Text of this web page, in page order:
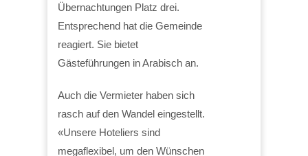
Übernachtungen Platz drei.
Entsprechend hat die Gemeinde
reagiert. Sie bietet
Gästeführungen in Arabisch an.
Auch die Vermieter haben sich
rasch auf den Wandel eingestellt.
«Unsere Hoteliers sind
megaflexibel, um den Wünschen